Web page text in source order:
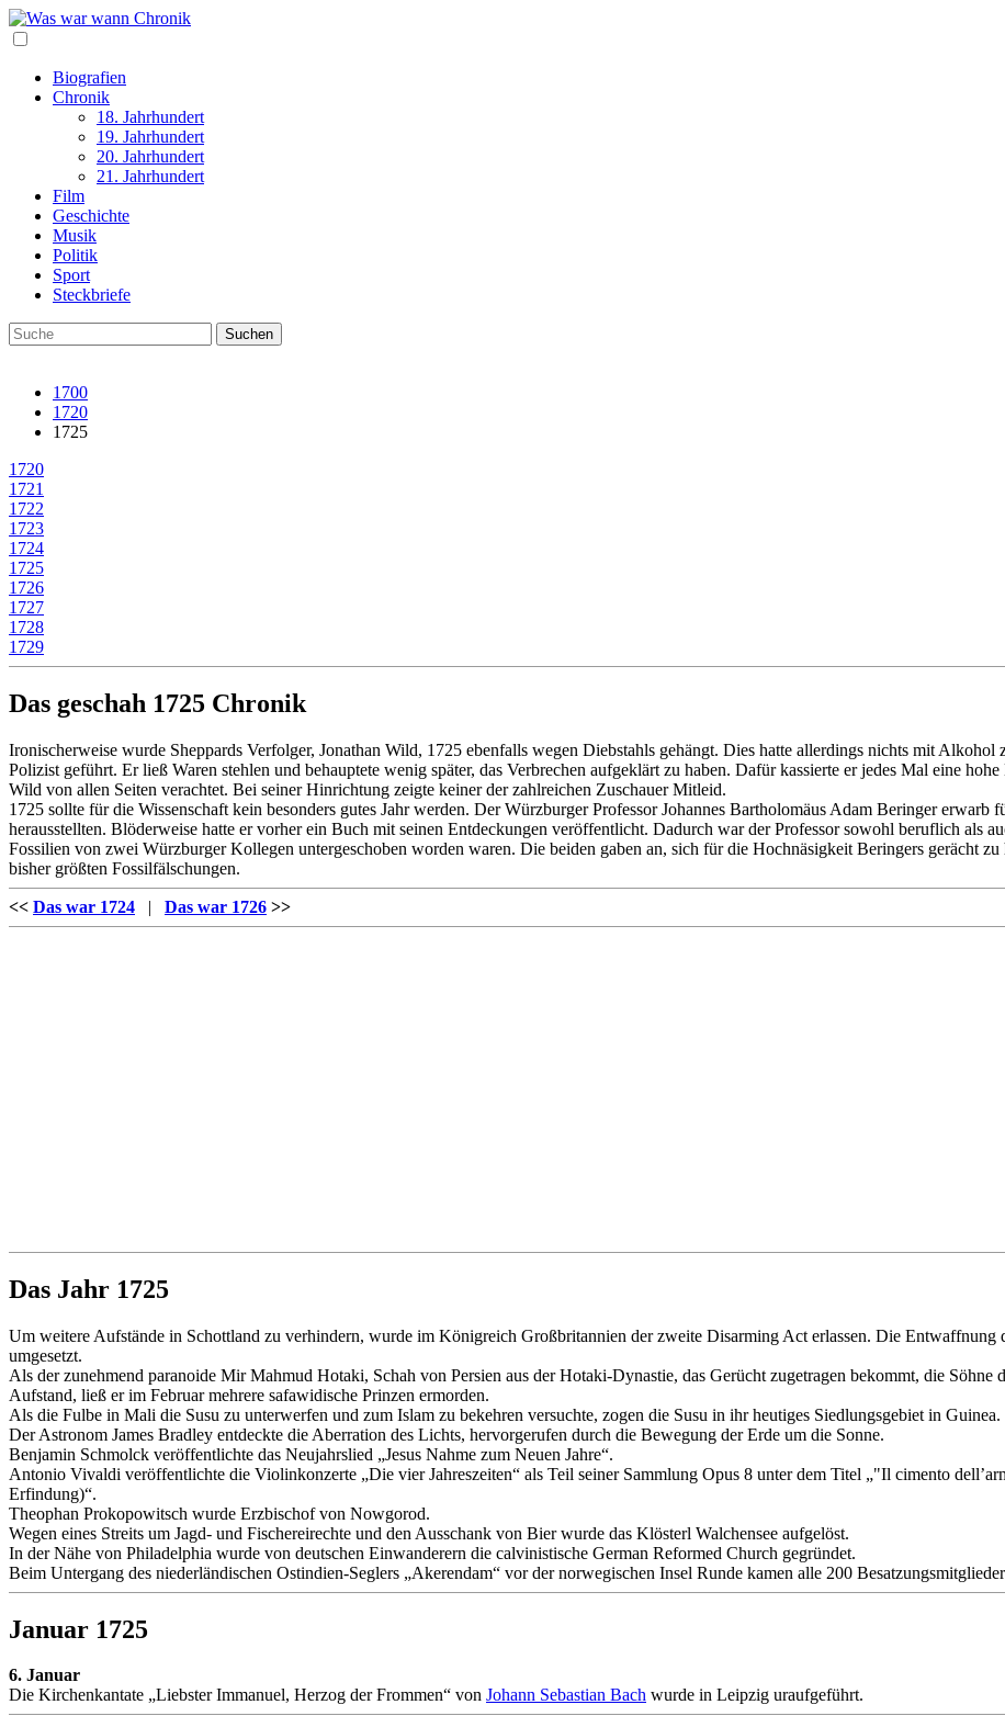
Biografien
Chronik
18. Jahrhundert
19. Jahrhundert
20. Jahrhundert
21. Jahrhundert
Film
Geschichte
Musik
Politik
Sport
Steckbriefe
1700
1720
1725
1720
1721
1722
1723
1724
1725
1726
1727
1728
1729
Das geschah 1725 Chronik
Ironischerweise wurde Sheppards Verfolger, Jonathan Wild, 1725 ebenfalls wegen Diebstahls gehängt. Dies hatte allerdings nichts mit
Polizist geführt. Er ließ Waren stehlen und behauptete wenig später, das Verbrechen aufgeklärt zu haben. Dafür kassierte er jedes Mal eine
Wild von allen Seiten verachtet. Bei seiner Hinrichtung zeigte keiner der zahlreichen Zuschauer Mitleid.
1725 sollte für die Wissenschaft kein besonders gutes Jahr werden. Der Würzburger Professor Johannes Bartholomäus Adam Beringer
herausstellten. Blöderweise hatte er vorher ein Buch mit seinen Entdeckungen veröffentlicht. Dadurch war der Professor sowohl beruflich als
Fossilien von zwei Würzburger Kollegen untergeschoben worden waren. Die beiden gaben an, sich für die Hochnäsigkeit Beringers gerächt
bisher größten Fossilfälschungen.
<< Das war 1724 | Das war 1726 >>
Das Jahr 1725
Um weitere Aufstände in Schottland zu verhindern, wurde im Königreich Großbritannien der zweite Disarming Act erlassen. Die Entwaffnung
umgesetzt.
Als der zunehmend paranoide Mir Mahmud Hotaki, Schah von Persien aus der Hotaki-Dynastie, das Gerücht zugetragen bekommt, die Söhne
Aufstand, ließ er im Februar mehrere safawidische Prinzen ermorden.
Als die Fulbe in Mali die Susu zu unterwerfen und zum Islam zu bekehren versuchte, zogen die Susu in ihr heutiges Siedlungsgebiet in Guinea.
Der Astronom James Bradley entdeckte die Aberration des Lichts, hervorgerufen durch die Bewegung der Erde um die Sonne.
Benjamin Schmolck veröffentlichte das Neujahrslied „Jesus Nahme zum Neuen Jahre“.
Antonio Vivaldi veröffentlichte die Violinkonzerte „Die vier Jahreszeiten“ als Teil seiner Sammlung Opus 8 unter dem Titel „"Il cimento
Erfindung)“.
Theophan Prokopowitsch wurde Erzbischof von Nowgorod.
Wegen eines Streits um Jagd- und Fischereirechte und den Ausschank von Bier wurde das Klösterl Walchensee aufgelöst.
In der Nähe von Philadelphia wurde von deutschen Einwanderern die calvinistische German Reformed Church gegründet.
Beim Untergang des niederländischen Ostindien-Seglers „Akerendam“ vor der norwegischen Insel Runde kamen alle 200
Januar 1725
6. Januar
Die Kirchenkantate „Liebster Immanuel, Herzog der Frommen“ von Johann Sebastian Bach wurde in Leipzig uraufgeführt.